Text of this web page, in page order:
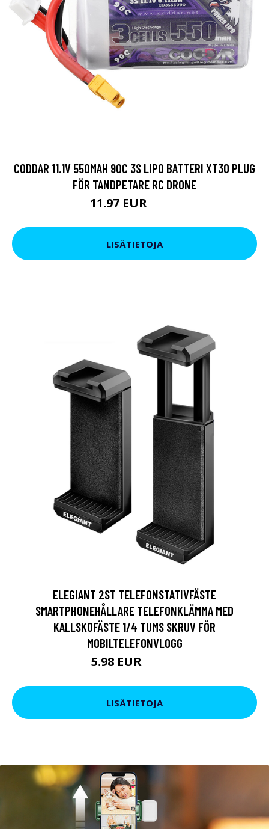
CODDAR 11.1V 550MAH 90C 3S LIPO BATTERI XT30 PLUG
FÖR TANDPETARE RC DRONE
11.97 EUR
LISÄTIETOJA
ELEGIANT 2ST TELEFONSTATIVFÄSTE
SMARTPHONEHÅLLARE TELEFONKLÄMMA MED
KALLSKOFÄSTE 1/4 TUMS SKRUV FÖR
MOBILTELEFONVLOGG
5.98 EUR
LISÄTIETOJA